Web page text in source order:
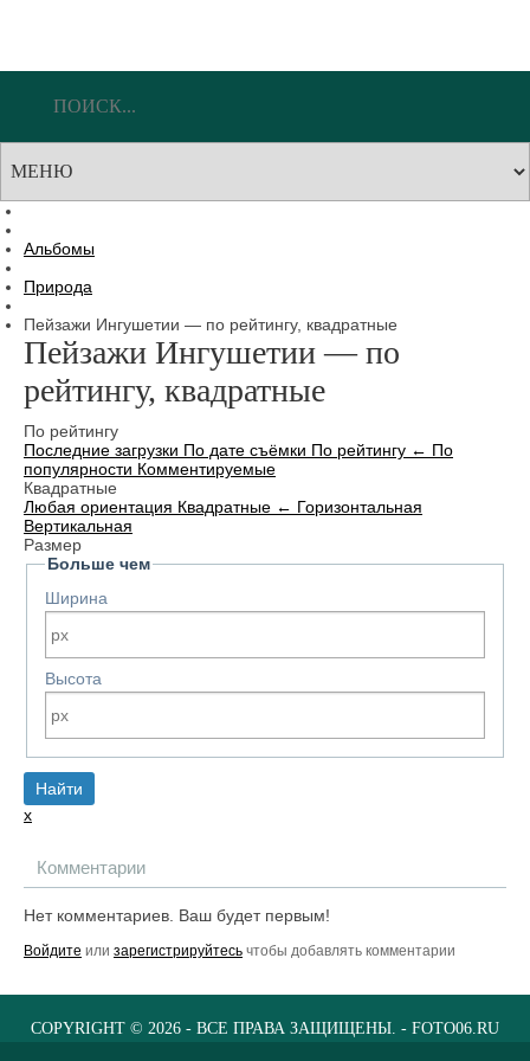
Альбомы
Природа
Пейзажи Ингушетии — по рейтингу, квадратные
Пейзажи Ингушетии — по
рейтингу, квадратные
По рейтингу
Последние загрузки По дате съёмки По рейтингу ← По
популярности Комментируемые
Квадратные
Любая ориентация Квадратные ← Горизонтальная
Вертикальная
Размер
Больше чем
Ширина
Высота
x
Комментарии
Нет комментариев. Ваш будет первым!
Войдите или зарегистрируйтесь чтобы добавлять комментарии
COPYRIGHT © 2026 - ВСЕ ПРАВА ЗАЩИЩЕНЫ. - FOTO06.RU